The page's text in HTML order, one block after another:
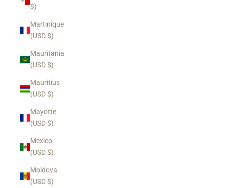
$)
Martinique
(USD $)
Mauritania
(USD $)
Mauritius
(USD $)
Mayotte
(USD $)
Mexico
(USD $)
Moldova
(USD $)